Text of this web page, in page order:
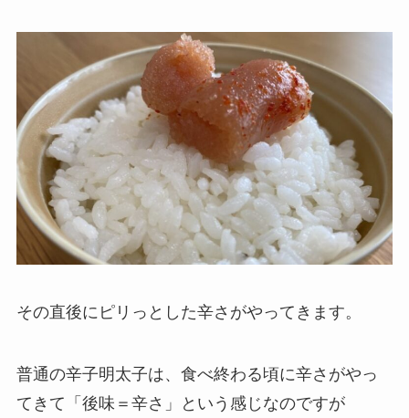
その直後にピリっとした辛さがやってきます。
普通の辛子明太子は、食べ終わる頃に辛さがやっ
てきて「後味＝辛さ」という感じなのですが